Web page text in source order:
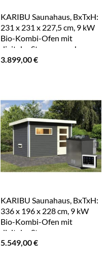
KARIBU Saunahaus, BxTxH:
231 x 231 x 227,5 cm, 9 kW
Bio-Kombi-Ofen mit
digitaler Steuerung – braun
3.899,00€
KARIBU Saunahaus, BxTxH:
336 x 196 x 228 cm, 9 kW
Bio-Kombi-Ofen mit
digitaler Steuerung – grau
5.549,00€